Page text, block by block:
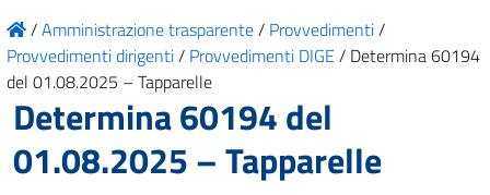
/Amministrazione trasparente/ Provvedimenti/
Provvedimenti dirigenti/ Provvedimenti DIGE / Determina 60194
del 01.08.2025 – Tapparelle
Determina 60194 del
01.08.2025 – Tapparelle